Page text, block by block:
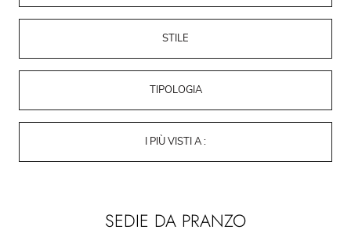
STILE
TIPOLOGIA
I PIÙ VISTI A :
SEDIE DA PRANZO